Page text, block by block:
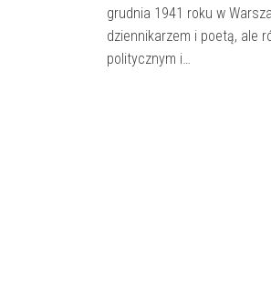
grudnia 1941 roku w
dziennikarzem i poetą, ale
politycznym i…